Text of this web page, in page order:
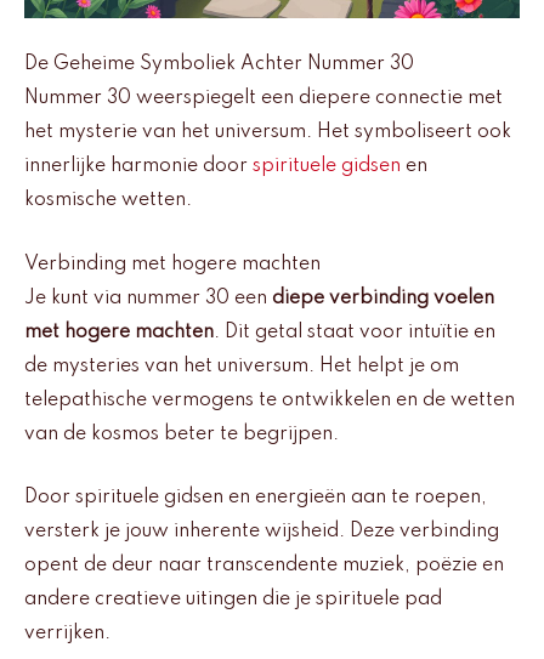
De Geheime Symboliek Achter Nummer 30
Nummer 30 weerspiegelt een diepere connectie met
het mysterie van het universum. Het symboliseert ook
innerlijke harmonie door spirituele gidsen en
kosmische wetten.
Verbinding met hogere machten
Je kunt via nummer 30 een diepe verbinding voelen
met hogere machten. Dit getal staat voor intuïtie en
de mysteries van het universum. Het helpt je om
telepathische vermogens te ontwikkelen en de wetten
van de kosmos beter te begrijpen.
Door spirituele gidsen en energieën aan te roepen,
versterk je jouw inherente wijsheid. Deze verbinding
opent de deur naar transcendente muziek, poëzie en
andere creatieve uitingen die je spirituele pad
verrijken.